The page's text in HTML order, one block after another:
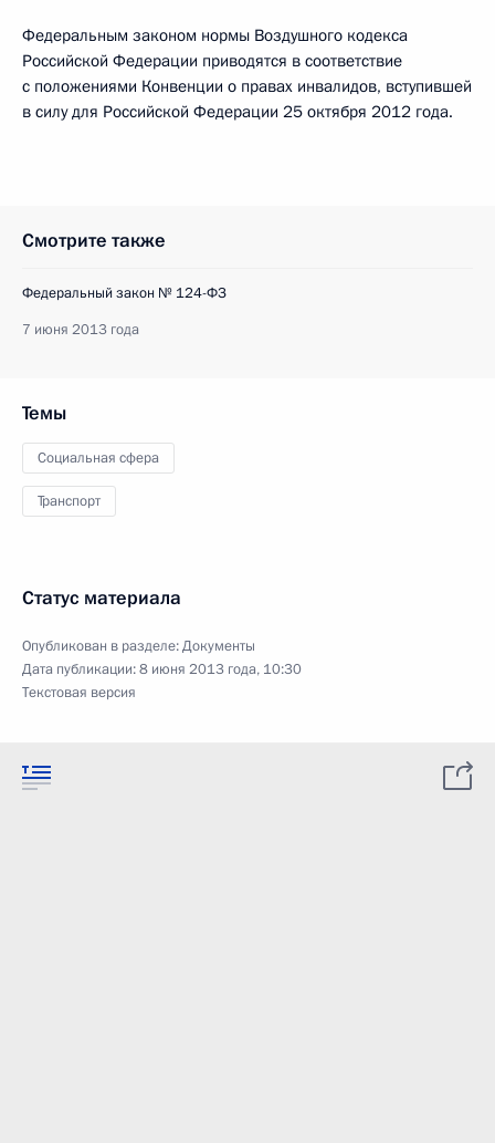
Федеральным законом нормы Воздушного кодекса
Российской Федерации приводятся в соответствие
с положениями Конвенции о правах инвалидов, вступившей
в силу для Российской Федерации 25 октября 2012 года.
Смотрите также
Федеральный закон № 124-ФЗ
7 июня 2013 года
Темы
Социальная сфера
Транспорт
Статус материала
Опубликован в разделе:Документы
Дата публикации:8 июня 2013 года, 10:30
Текстовая версия